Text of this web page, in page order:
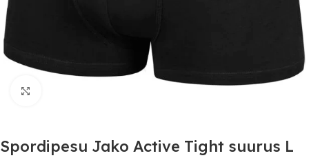
Spordipesu Jako Active Tight suurus L